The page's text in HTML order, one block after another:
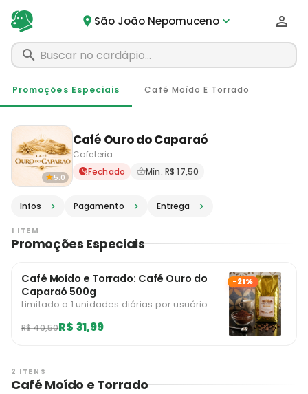
São João Nepomuceno
5.0
Café Ouro do Caparaó
Cafeteria
Delivery em São João
Fechado Mín. R$ 17,50
Infos Pagamento Entrega
Promoções Especiais Café Moído E Torrado
1 ITEM
Promoções Especiais
Café Moído e Torrado: Café Ouro do
Caparaó 500g
Limitado a 1 unidades diárias por usuário.
R$ 40,50R$ 31,99
-21%
2 ITENS
Café Moído e Torrado